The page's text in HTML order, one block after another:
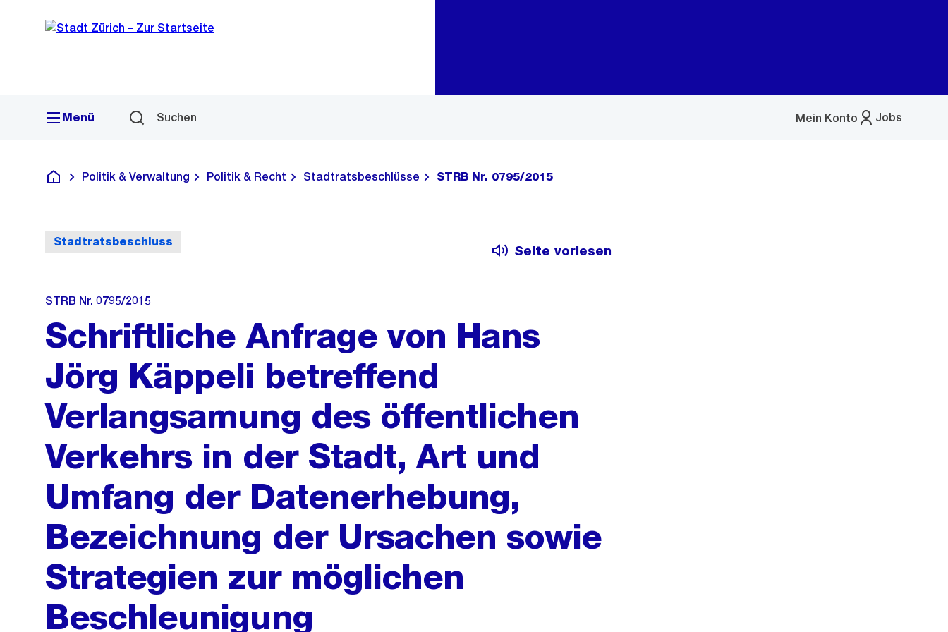
Navigation
Sprunglink
Menü Suchen Jobs
Mein Konto
Menü
Deutsch
Politik & Verwaltung Politik & Recht Stadtratsbeschlüsse STRB Nr. 0795/2015
Stadtratsbeschluss
Seite vorlesen
STRB Nr. 0795/2015
Schriftliche Anfrage von Hans
Jörg Käppeli betreffend
Verlangsamung des öffentlichen
Verkehrs in der Stadt, Art und
Umfang der Datenerhebung,
Bezeichnung der Ursachen sowie
Strategien zur möglichen
Beschleunigung